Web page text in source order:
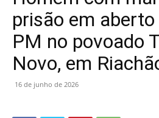
prisão em
PM no povoado
Novo, em
16 de junho de 2026